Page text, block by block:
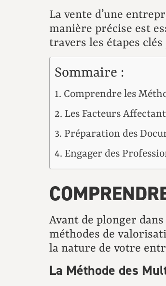
La vente d’une
manière précise est
travers les étapes
Sommaire :
Comprendre les
Les Facteurs
Préparation des
Engager des
Avant de plonger
méthodes de
la nature de votre
La Méthode des